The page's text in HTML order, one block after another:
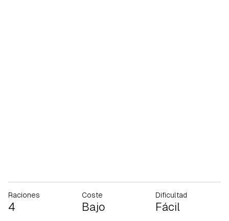
Raciones
4
Coste
Bajo
Dificultad
Fácil